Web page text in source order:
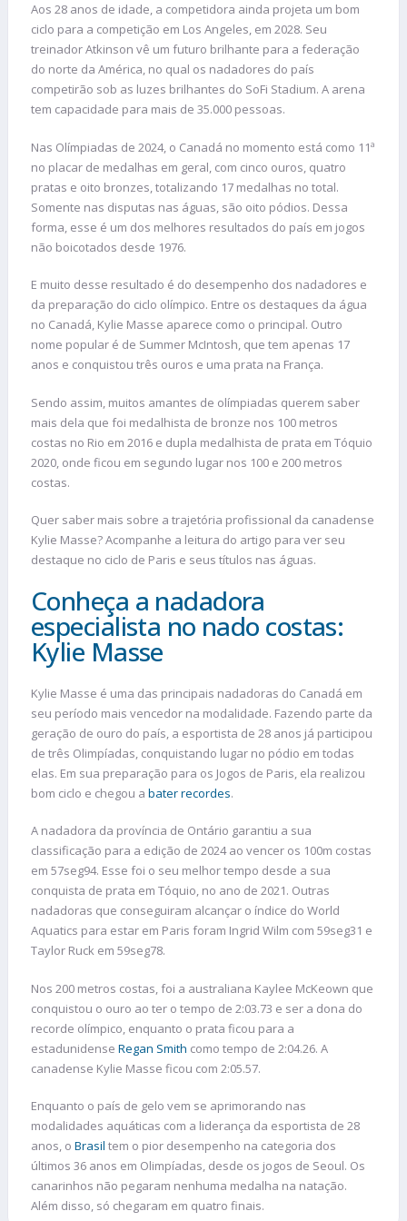
Aos 28 anos de idade, a competidora ainda projeta um bom
ciclo para a competição em Los Angeles, em 2028. Seu
treinador Atkinson vê um futuro brilhante para a federação
do norte da América, no qual os nadadores do país
competirão sob as luzes brilhantes do SoFi Stadium. A arena
tem capacidade para mais de 35.000 pessoas.
Nas Olímpiadas de 2024, o Canadá no momento está como 11ª
no placar de medalhas em geral, com cinco ouros, quatro
pratas e oito bronzes, totalizando 17 medalhas no total.
Somente nas disputas nas águas, são oito pódios. Dessa
forma, esse é um dos melhores resultados do país em jogos
não boicotados desde 1976.
E muito desse resultado é do desempenho dos nadadores e
da preparação do ciclo olímpico. Entre os destaques da água
no Canadá, Kylie Masse aparece como o principal. Outro
nome popular é de Summer McIntosh, que tem apenas 17
anos e conquistou três ouros e uma prata na França.
Sendo assim, muitos amantes de olímpiadas querem saber
mais dela que foi medalhista de bronze nos 100 metros
costas no Rio em 2016 e dupla medalhista de prata em Tóquio
2020, onde ficou em segundo lugar nos 100 e 200 metros
costas.
Quer saber mais sobre a trajetória profissional da canadense
Kylie Masse? Acompanhe a leitura do artigo para ver seu
destaque no ciclo de Paris e seus títulos nas águas.
Conheça a nadadora
especialista no nado costas:
Kylie Masse
Kylie Masse é uma das principais nadadoras do Canadá em
seu período mais vencedor na modalidade. Fazendo parte da
geração de ouro do país, a esportista de 28 anos já participou
de três Olimpíadas, conquistando lugar no pódio em todas
elas. Em sua preparação para os Jogos de Paris, ela realizou
bom ciclo e chegou a bater recordes.
A nadadora da província de Ontário garantiu a sua
classificação para a edição de 2024 ao vencer os 100m costas
em 57seg94. Esse foi o seu melhor tempo desde a sua
conquista de prata em Tóquio, no ano de 2021. Outras
nadadoras que conseguiram alcançar o índice do World
Aquatics para estar em Paris foram Ingrid Wilm com 59seg31 e
Taylor Ruck em 59seg78.
Nos 200 metros costas, foi a australiana Kaylee McKeown que
conquistou o ouro ao ter o tempo de 2:03.73 e ser a dona do
recorde olímpico, enquanto o prata ficou para a
estadunidense Regan Smith como tempo de 2:04.26. A
canadense Kylie Masse ficou com 2:05.57.
Enquanto o país de gelo vem se aprimorando nas
modalidades aquáticas com a liderança da esportista de 28
anos, o Brasil tem o pior desempenho na categoria dos
últimos 36 anos em Olimpíadas, desde os jogos de Seoul. Os
canarinhos não pegaram nenhuma medalha na natação.
Além disso, só chegaram em quatro finais.